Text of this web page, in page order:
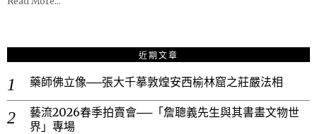
近期文章
藥師佛立像──張大千摹敦煌安西榆林窟之莊嚴法相
藝流2026春季拍賣會──「詹聰義先生與其書畫文物世
界」專場